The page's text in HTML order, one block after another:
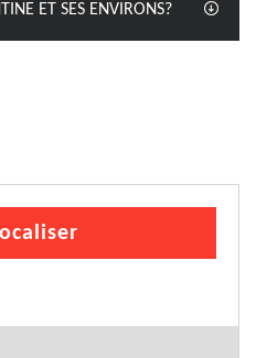
ET SES ENVIRONS?